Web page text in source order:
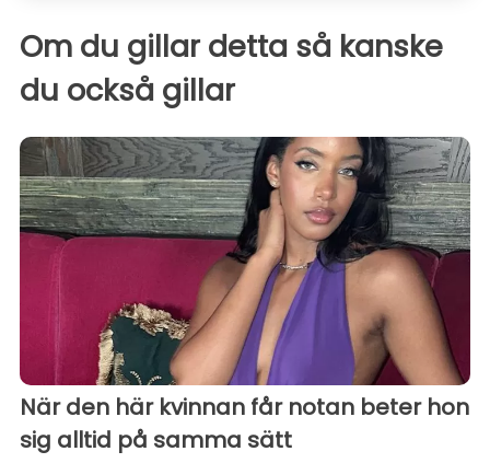
Om du gillar detta så kanske
du också gillar
När den här kvinnan får notan beter hon
sig alltid på samma sätt